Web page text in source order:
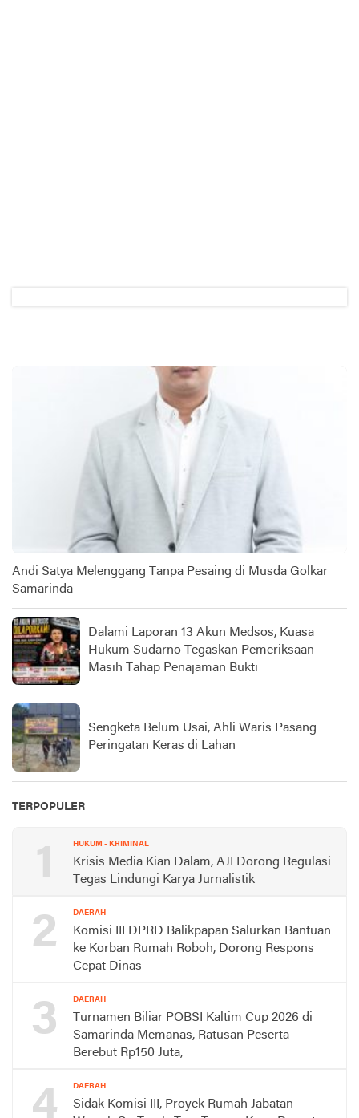
Andi Satya Melenggang Tanpa Pesaing di Musda Golkar
Samarinda
Dalami Laporan 13 Akun Medsos, Kuasa
Hukum Sudarno Tegaskan Pemeriksaan
Masih Tahap Penajaman Bukti
Sengketa Belum Usai, Ahli Waris Pasang
Peringatan Keras di Lahan
TERPOPULER
1 HUKUM - KRIMINAL
Krisis Media Kian Dalam, AJI Dorong Regulasi
Tegas Lindungi Karya Jurnalistik
2 DAERAH
Komisi III DPRD Balikpapan Salurkan Bantuan
ke Korban Rumah Roboh, Dorong Respons
Cepat Dinas
3 DAERAH
Turnamen Biliar POBSI Kaltim Cup 2026 di
Samarinda Memanas, Ratusan Peserta
Berebut Rp150 Juta,
4 DAERAH
Sidak Komisi III, Proyek Rumah Jabatan